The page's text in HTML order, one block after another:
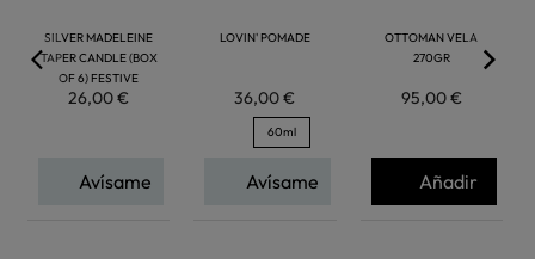
SILVER MADELEINE
TAPER CANDLE (BOX
OF 6) FESTIVE
26,00 €
Avísame
LOVIN' POMADE
36,00 €
60ml
Avísame
OTTOMAN VELA
270GR
95,00 €
Añadir